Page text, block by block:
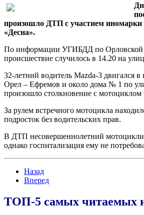
произошло ДТП с участием иномарки
«Десна».
По информации УГИБДД по Орловской
происшествие случилось в 14.20 на
32-летний водитель Mazda-3 двигался
Орел – Ефремов и около дома № 1 по
произошло столкновение с мотоциклом
За рулем встречного мотоцикла
подросток без водительских прав.
В ДТП несовершеннолетний
однако госпитализация ему не
Назад
Вперед
ТОП-5 самых читаемых